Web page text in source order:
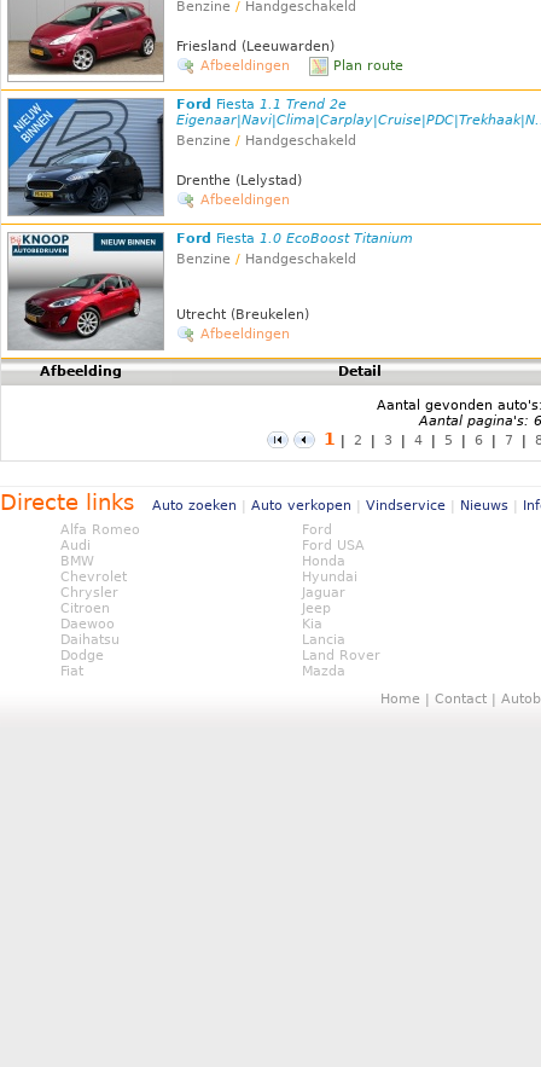
Benzine / Handgeschakeld
Friesland (Leeuwarden)
Afbeeldingen
Plan route
Ford Fiesta 1.1 Trend 2e
Benzine / Handgeschakeld
Drenthe (Lelystad)
Afbeeldingen
Ford Fiesta 1.0 EcoBoost Titanium
Benzine / Handgeschakeld
Utrecht (Breukelen)
Afbeeldingen
Afbeelding Detail
Aantal gevonden
Aantal pagina's:
1 | 2 | 3 | 4 | 5 | 6 | 7 |
Directe links Auto zoeken | Auto verkopen | Vindservice | Nieuws |
Alfa Romeo
Audi
BMW
Chevrolet
Chrysler
Citroen
Daewoo
Daihatsu
Dodge
Fiat
Ford
Ford USA
Honda
Hyundai
Jaguar
Jeep
Kia
Lancia
Land Rover
Mazda
Home | Contact |